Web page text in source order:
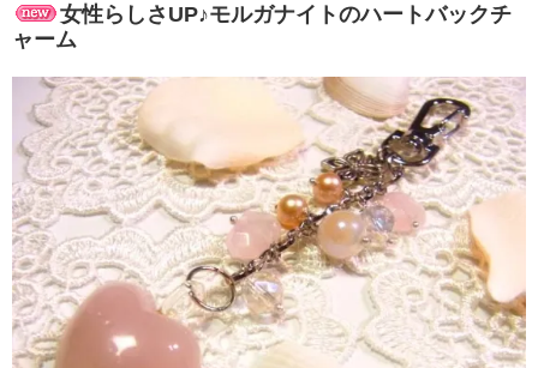
女性らしさUP♪モルガナイトのハートバックチ
ャーム